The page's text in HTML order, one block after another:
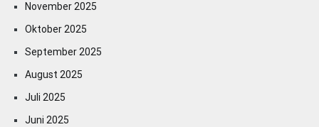
November 2025
Oktober 2025
September 2025
August 2025
Juli 2025
Juni 2025